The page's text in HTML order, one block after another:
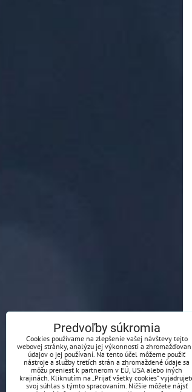
Predvoľby súkromia
Cookies používame na zlepšenie vašej návštevy tejto
webovej stránky, analýzu jej výkonnosti a
údajov o jej používaní. Na tento účel môžeme použiť
nástroje a služby tretích strán a zhromaždené údaje sa
môžu preniesť k partnerom v EÚ, USA alebo iných
krajinách. Kliknutím na „Prijať všetky cookies“
svoj súhlas s týmto spracovaním. Nižšie môžete nájsť